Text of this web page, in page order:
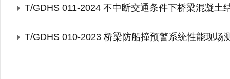
T/GDHS 011-2024 不中断交通条件下桥梁混凝土
T/GDHS 010-2023 桥梁防船撞预警系统性能现场